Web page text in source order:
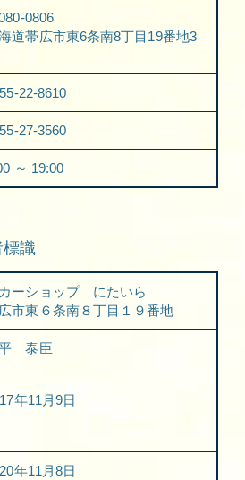
0806
道帯広市東6条南8丁目19番地3
22-8610
27-3560
～ 19:00
識
ーショップ にたいら
市東６条南８丁目１９番地
泰臣
年11月9日
年11月8日